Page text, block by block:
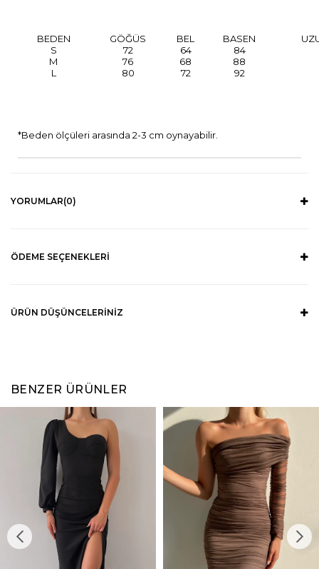
BEDEN GÖĞÜS BEL BASEN
S
72 64 84
M
76 68 88
L
80 72 92
*Beden ölçüleri arasında 2-3 cm oynayabilir.
YORUMLAR(0)
ÖDEME SEÇENEKLERI
ÜRÜN DÜŞÜNCELERINIZ
BENZER ÜRÜNLER